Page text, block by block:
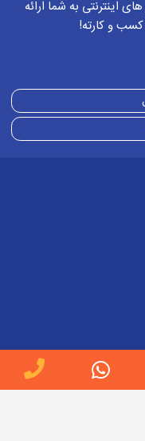
اینترنتی به شما ارائه
و کارته!